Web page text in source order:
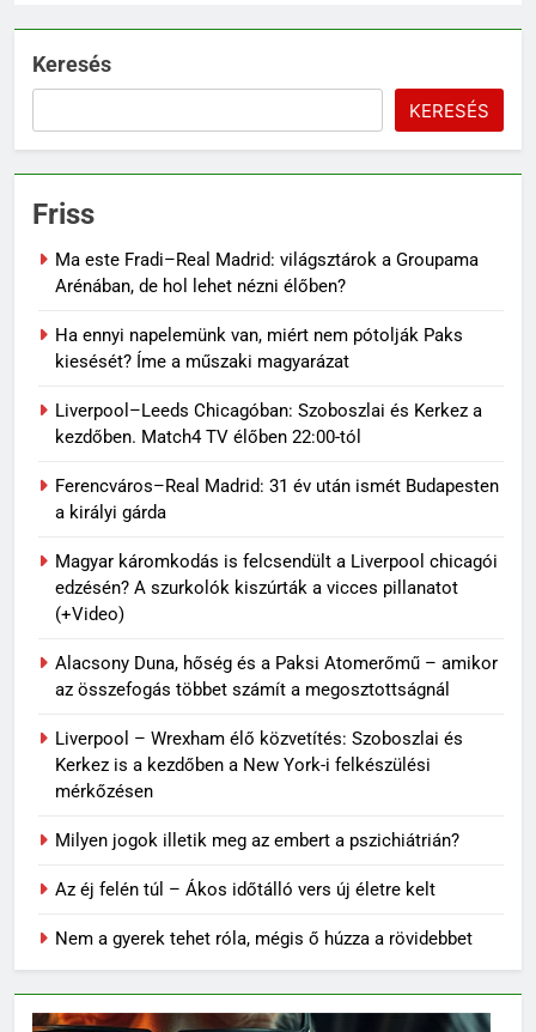
Keresés
KERESÉS
Friss
Ma este Fradi–Real Madrid: világsztárok a Groupama
Arénában, de hol lehet nézni élőben?
Ha ennyi napelemünk van, miért nem pótolják Paks
kiesését? Íme a műszaki magyarázat
Liverpool–Leeds Chicagóban: Szoboszlai és Kerkez a
kezdőben. Match4 TV élőben 22:00-tól
Ferencváros–Real Madrid: 31 év után ismét Budapesten
a királyi gárda
Magyar káromkodás is felcsendült a Liverpool chicagói
edzésén? A szurkolók kiszúrták a vicces pillanatot
(+Video)
Alacsony Duna, hőség és a Paksi Atomerőmű – amikor
az összefogás többet számít a megosztottságnál
Liverpool – Wrexham élő közvetítés: Szoboszlai és
Kerkez is a kezdőben a New York-i felkészülési
mérkőzésen
Milyen jogok illetik meg az embert a pszichiátrián?
Az éj felén túl – Ákos időtálló vers új életre kelt
Nem a gyerek tehet róla, mégis ő húzza a rövidebbet
Topi Rönni a Ferencvárosban –
Új lendület a Fradi